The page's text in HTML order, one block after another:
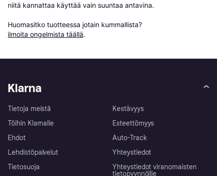
niitä kannattaa käyttää vain suuntaa antavina.
Huomasitko tuotteessa jotain kummallista?
ilmoita ongelmista täällä.
Klarna
Tietoja meistä
Töihin Klarnalle
Ehdot
Lehdistöpalvelut
Tietosuoja
Kestävyys
Esteettömyys
Auto-Track
Yhteystiedot
Yhteystiedot viranomaisten
tietopyynnöille